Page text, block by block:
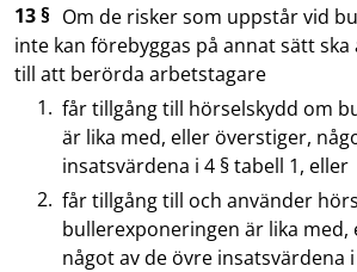
13 § Om de risker som uppstår vid
inte kan förebyggas på annat sätt
till att berörda arbetstagare
får tillgång till hörselskydd om
är lika med, eller överstiger,
insatsvärdena i 4 § tabell 1, eller
får tillgång till och använder
bullerexponeringen är lika med,
något av de övre insatsvärdena